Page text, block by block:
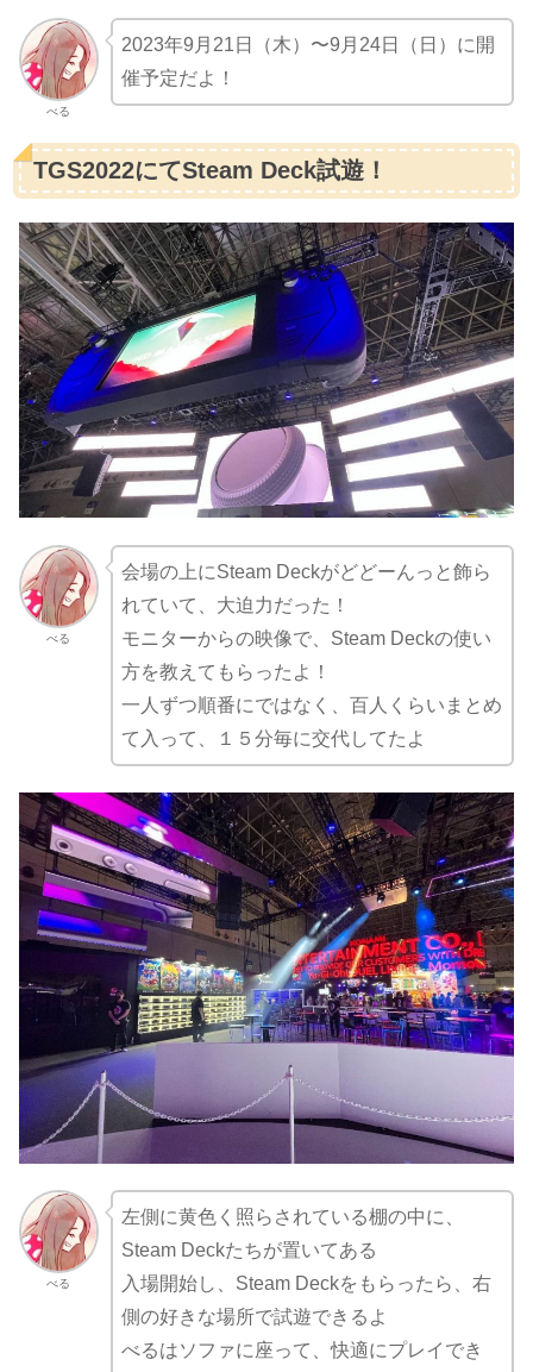
べる
2023年9月21日（木）〜9月24日（日）に開
催予定だよ！
TGS2022にてSteam Deck試遊！
べる
会場の上にSteam Deckがどどーんっと飾ら
れていて、大迫力だった！
モニターからの映像で、Steam Deckの使い
方を教えてもらったよ！
一人ずつ順番にではなく、百人くらいまとめ
て入って、１５分毎に交代してたよ
べる
左側に黄色く照らされている棚の中に、
Steam Deckたちが置いてある
入場開始し、Steam Deckをもらったら、右
側の好きな場所で試遊できるよ
べるはソファに座って、快適にプレイでき